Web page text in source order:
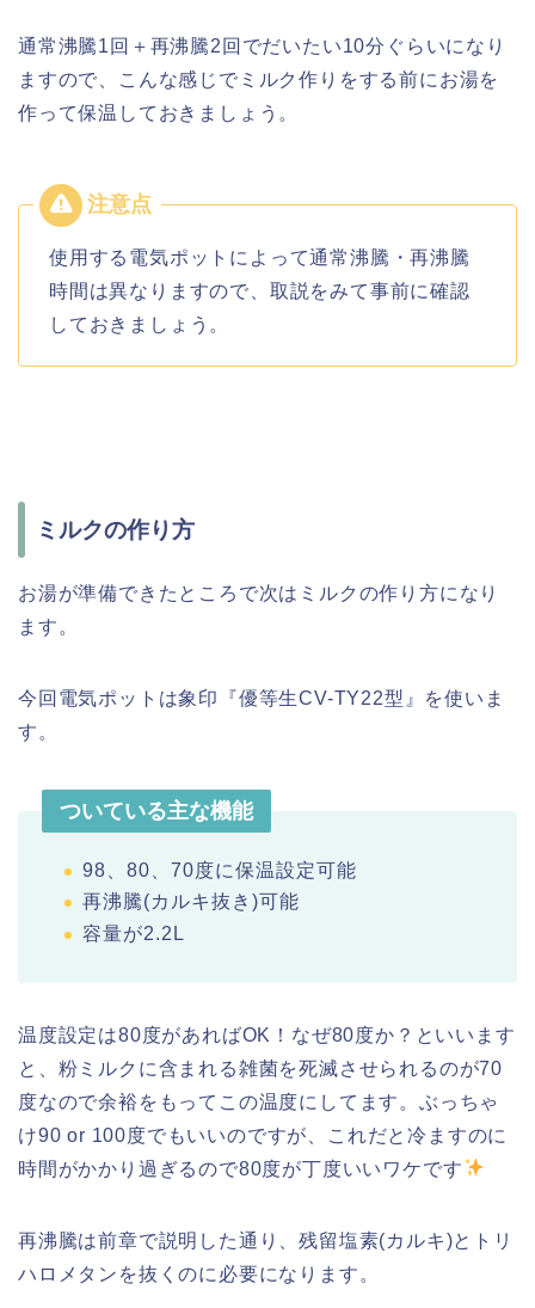
通常沸騰1回＋再沸騰2回でだいたい10分ぐらいになり
ますので、こんな感じでミルク作りをする前にお湯を
作って保温しておきましょう。
使用する電気ポットによって通常沸騰・再沸騰
時間は異なりますので、取説をみて事前に確認
しておきましょう。
ミルクの作り方
お湯が準備できたところで次はミルクの作り方になり
ます。
今回電気ポットは象印『優等生CV-TY22型』を使いま
す。
ついている主な機能
98、80、70度に保温設定可能
再沸騰(カルキ抜き)可能
容量が2.2L
温度設定は80度があればOK！なぜ80度か？といいます
と、粉ミルクに含まれる雑菌を死滅させられるのが70
度なので余裕をもってこの温度にしてます。ぶっちゃ
け90 or 100度でもいいのですが、これだと冷ますのに
時間がかかり過ぎるので80度が丁度いいワケです
再沸騰は前章で説明した通り、残留塩素(カルキ)とトリ
ハロメタンを抜くのに必要になります。